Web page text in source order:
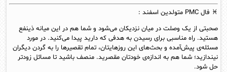
♓ فال PMC متولدین اسفند :
صحبتی از یک وصلت در میان نزدیکان می‌شود و شما هم در این میانه ذینفع
هستید. راه مناسبی برای رسیدن به هدفی که دارید پیدا می‌کنید. در مورد
مسئله‌ی پیش‌آمده و بحث‌های این روزهایتان، تمام تقصیرها را به گردن دیگران
نیندازید؛ شما هم به اندازه‌ی خودتان مقصرید. منصف باشید تا مسائل زودتر
حل شود.